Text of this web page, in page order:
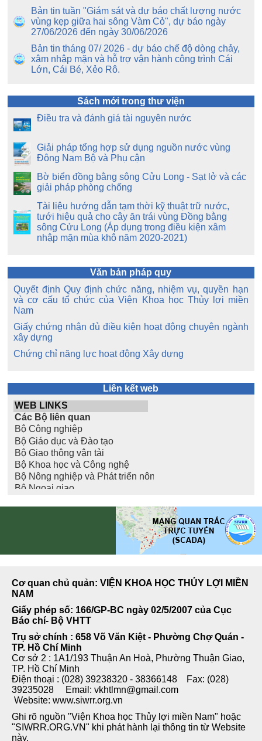
Bản tin tuần "Giám sát và dự báo chất lượng nước
vùng kẹp giữa hai sông Vàm Cỏ", dự báo ngày
27/06/2026 đến ngày 30/06/2026
Bản tin tháng 07/ 2026 - dự báo chế độ dòng chảy,
xâm nhập mặn và hỗ trợ vận hành công trình Cái
Lớn, Cái Bé, Xẻo Rô.
Sách mới trong thư viện
Điều tra và đánh giá tài nguyên nước
Giải pháp tổng hợp sử dụng nguồn nước vùng
Đông Nam Bộ và Phụ cận
Bờ biển đồng bằng sông Cửu Long - Sạt lở và các
giải pháp phòng chống
Tài liệu hướng dẫn tạm thời kỹ thuật trữ nước,
tưới hiệu quả cho cây ăn trái vùng Đồng bằng
sông Cửu Long (Áp dụng trong điều kiện xâm
nhập mặn mùa khô năm 2020-2021)
Văn bản pháp quy
Quyết định Quy định chức năng, nhiệm vụ, quyền hạn
và cơ cấu tổ chức của Viện Khoa học Thủy lợi miền
Nam
Giấy chứng nhận đủ điều kiện hoạt động chuyên ngành
xây dựng
Chứng chỉ năng lực hoạt động Xây dựng
Liên kết web
Cơ quan chủ quản: VIỆN KHOA HỌC THỦY LỢI MIỀN
NAM
Giấy phép số: 166/GP-BC ngày 02/5/2007 của Cục
Báo chí- Bộ VHTT
Trụ sở chính : 658 Võ Văn Kiệt - Phường Chợ Quán -
TP. Hồ Chí Minh
Cơ sở 2 : 1A1/193 Thuận An Hoà, Phường Thuận Giao,
TP. Hồ Chí Minh
Điện thoại : (028) 39238320 - 38366148 Fax: (028)
39235028 Email: vkhtlmn@gmail.com
Website: www.siwrr.org.vn
Ghi rõ nguồn "Viện Khoa học Thủy lợi miền Nam" hoặc
"SIWRR.ORG.VN" khi phát hành lại thông tin từ Website
này.